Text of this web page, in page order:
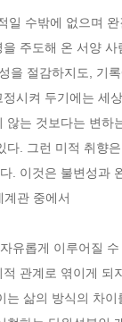
일 수밖에 없으며
주도해 온 서양
을 절감하지도, 기
시켜 두기에는 세
는 것보다는 변
. 그런 미적 취향
. 이것은 불변성과
관 중에서
유롭게 이루어질
관계로 엮이게
삶의 방식의 차